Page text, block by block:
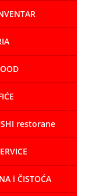
restorane
i ČISTOĆA